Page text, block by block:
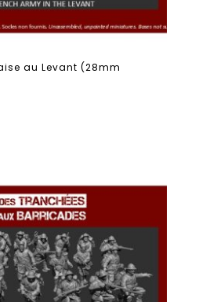
au Levant (28mm